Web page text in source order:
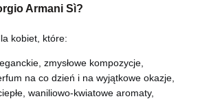
Armani Sì?
kobiet, które:
zmysłowe kompozycje,
na co dzień i na wyjątkowe okazje,
waniliowo-kwiatowe aromaty,